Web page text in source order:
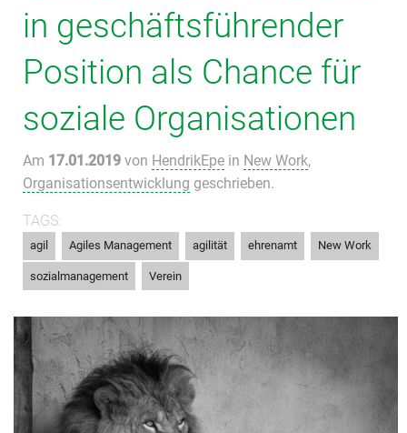
in geschäftsführender
Position als Chance für
soziale Organisationen
Am 17.01.2019 von HendrikEpe in New Work,
Organisationsentwicklung geschrieben.
TAGS:
agil Agiles Management agilität ehrenamt New Work
sozialmanagement Verein